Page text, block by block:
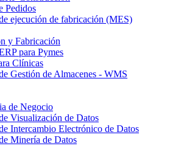
Pedidos
ejecución de fabricación (MES)
y Fabricación
para Pymes
Clínicas
Gestión de Almacenes - WMS
de Negocio
Visualización de Datos
Intercambio Electrónico de Datos
Minería de Datos